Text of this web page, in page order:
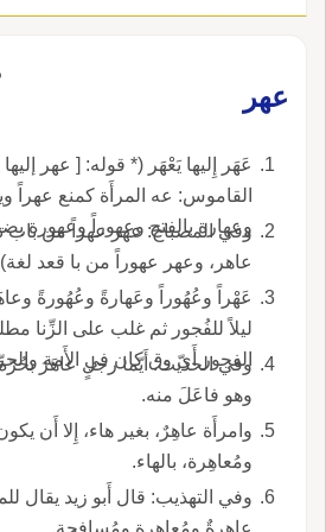
عهر
عَهَر إِليها يَعْهَر (* قوله: [ عهر
القاموس: عه المرأَة كمنع عهراً
وعهارة بالفتح وعهوراً وعهورة
وفي المصباح: عهر عهراً من باب
عاهر، وعهر عهوراً من با قعد
عَهْراً وعُهُوراً وعَهارةً وعُهُورةً
ليلاً للفُجور ثم غلب على الزِّنا
الفجور أَيّ وق كان في الأَمة
وفي الحديث: أَيّما رجلٍ عاهَرَ
وهو فاعَلَ منه.
وامرأَة عاهِرٌ، بغير هاء، إِلا أَن
ومُعاهِرة، بالهاء.
وفي التهذيب: قال أَبو زيد يقال
عاهِرةٌ ومُعاهِرة ومُسافِحة.